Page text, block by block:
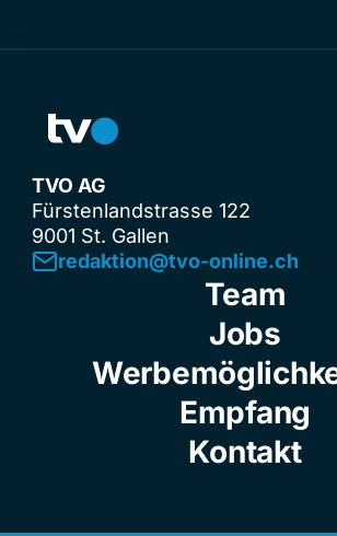
TVO AG
Fürstenlandstrasse 122
9001 St. Gallen
redaktion@tvo-online.ch
Team
Jobs
Empfang
Kontakt